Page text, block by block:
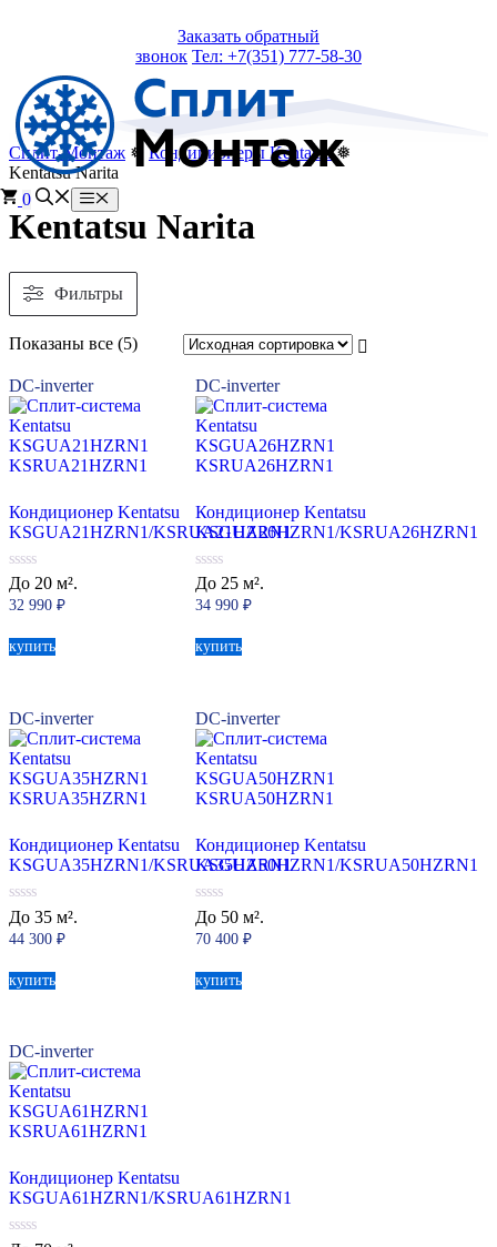
Заказать обратный
звонок Тел: +7(351) 777-58-30
0 Меню
Сплит-Монтаж ❅Кондиционеры Kentatsu❅
Kentatsu Narita
Kentatsu Narita
Фильтры
Показаны все (5)Сортировка:
недавние
DC-inverter
Кондиционер Kentatsu
KSGUA21HZRN1/KSRUA21HZRN1
0
из
5
До 20 м².
32 990 ₽
купить
DC-inverter
Кондиционер Kentatsu
KSGUA26HZRN1/KSRUA26HZRN1
0
из
5
До 25 м².
34 990₽
купить
DC-inverter
Кондиционер Kentatsu
KSGUA35HZRN1/KSRUA35HZRN1
0
из
5
До 35 м².
44 300 ₽
купить
DC-inverter
Кондиционер Kentatsu
KSGUA50HZRN1/KSRUA50HZRN1
0
из
5
До 50 м².
70 400₽
купить
DC-inverter
Кондиционер Kentatsu
KSGUA61HZRN1/KSRUA61HZRN1